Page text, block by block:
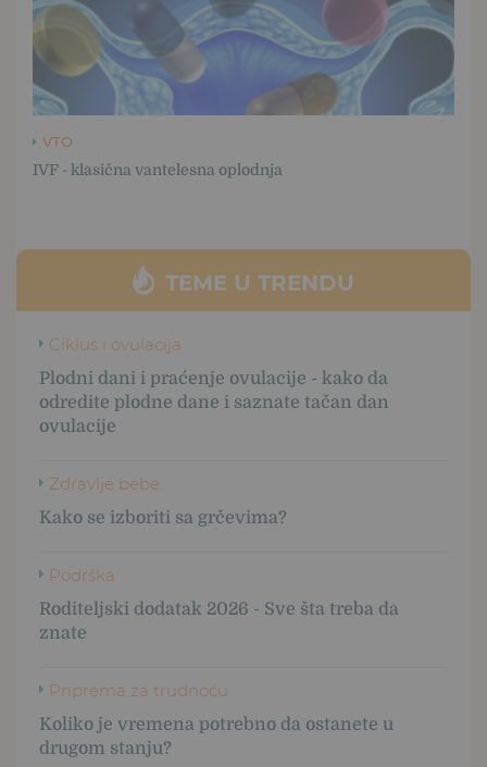
TEME U TRENDU
Ciklus i ovulacija
Plodni dani i praćenje ovulacije - kako da
odredite plodne dane i saznate tačan dan
ovulacije
Zdravlje bebe
Kako se izboriti sa grčevima?
Podrška
Roditeljski dodatak 2026 - Sve šta treba da
znate
Priprema za trudnoću
Koliko je vremena potrebno da ostanete u
drugom stanju?
VTO
IVF - klasična vantelesna oplodnja